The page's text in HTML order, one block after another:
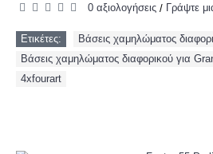
0 αξιολογήσεις / Γράψτε
Ετικέτες: Βάσεις χαμηλώματος
Βάσεις χαμηλώματος διαφορικού για
4xfourart